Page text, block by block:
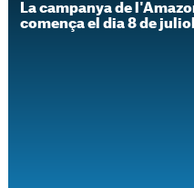
La campanya de
comença el dia 8 de juliol